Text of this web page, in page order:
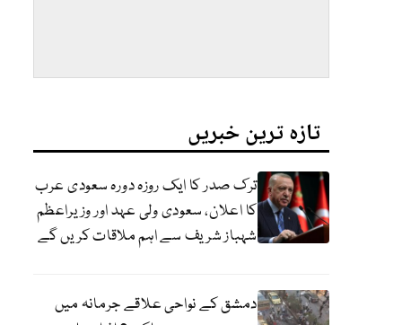
تازہ ترین خبریں
ترک صدر کا ایک روزہ دورہ سعودی عرب
کا اعلان، سعودی ولی عہد اور وزیراعظم
شہباز شریف سے اہم ملاقات کریں گے
دمشق کے نواحی علاقے جرمانہ میں